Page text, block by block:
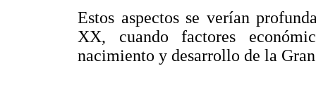
Estos aspectos se verían
XX, cuando factores
nacimiento y desarrollo de la